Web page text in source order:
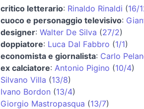
critico letterario: Rinaldo Rinaldi (16/
cuoco e personaggio televisivo:
designer: Walter De Silva (27/2)
doppiatore: Luca Dal Fabbro (1/1)
economista e giornalista: Carlo
ex calciatore: Antonio Pigino (10/4)
Silvano Villa (13/8)
Ivano Bordon (13/4)
Giorgio Mastropasqua (13/7)